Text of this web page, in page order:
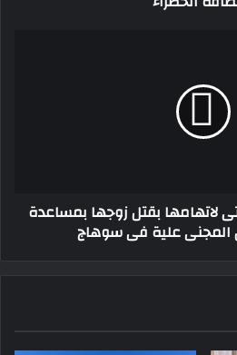
لاتهامها بقتل زوجها بمساعدة
علية فى سوهاج